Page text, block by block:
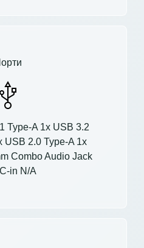
Type-A 1x USB 3.2
USB 2.0 Type-A 1x
Combo Audio Jack
in N/A